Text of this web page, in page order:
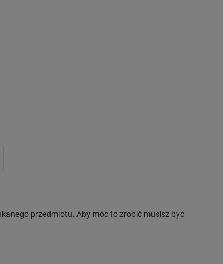
przedmiotu. Aby móc to zrobić musisz być